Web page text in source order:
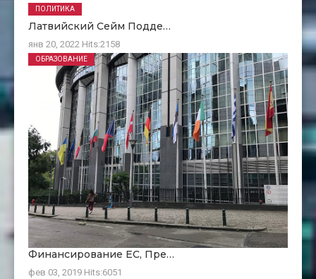
Латвийский Сейм Подде…
янв 20, 2022 Hits:2158
ПОЛИТИКА
Финансирование ЕC, Пре…
фев 03, 2019 Hits:6051
ОБРАЗОВАНИЕ